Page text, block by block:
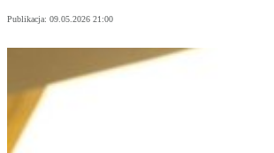
Publikacja: 09.05.2026 21:00